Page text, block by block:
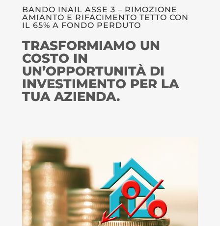
BANDO INAIL ASSE 3 – RIMOZIONE
AMIANTO E RIFACIMENTO TETTO CON
IL 65% A FONDO PERDUTO
TRASFORMIAMO UN
COSTO IN
UN’OPPORTUNITÀ DI
INVESTIMENTO PER LA
TUA AZIENDA.